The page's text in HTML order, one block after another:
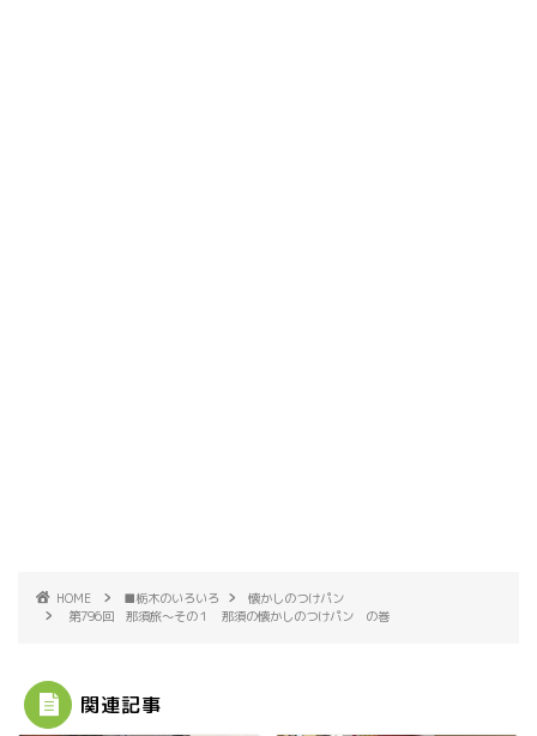
HOME ■栃木のいろいろ
懐かしのつけパン
第796回 那須旅〜その１ 那須の懐かしのつけパン の巻
関連記事